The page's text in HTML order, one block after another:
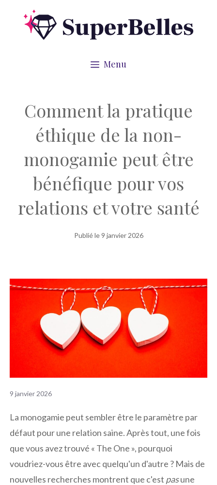
Menu
Comment la pratique
éthique de la non-
monogamie peut être
bénéfique pour vos
relations et votre santé
Publié le9 janvier 2026
9 janvier 2026
La monogamie peut sembler être le paramètre par
défaut pour une relation saine. Après tout, une fois
que vous avez trouvé « The One », pourquoi
voudriez-vous être avec quelqu'un d'autre ? Mais de
nouvelles recherches montrent que c'est pasune